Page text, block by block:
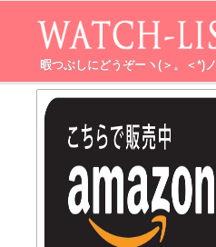
暇つぶしにどうぞーヽ(＞。＜*)ノ